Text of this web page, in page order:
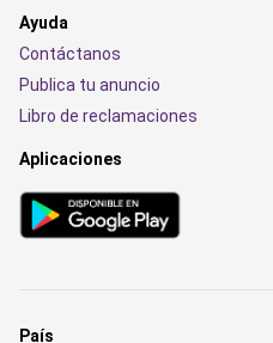
Ayuda
Contáctanos
Publica tu anuncio
Libro de reclamaciones
Aplicaciones
País